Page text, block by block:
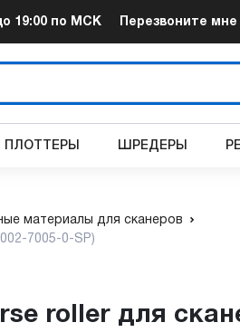
19:00 по МСК Перезвоните мне
ПЛОТТЕРЫ ШРЕДЕРЫ
материалы для сканеров
7005-0-SP)